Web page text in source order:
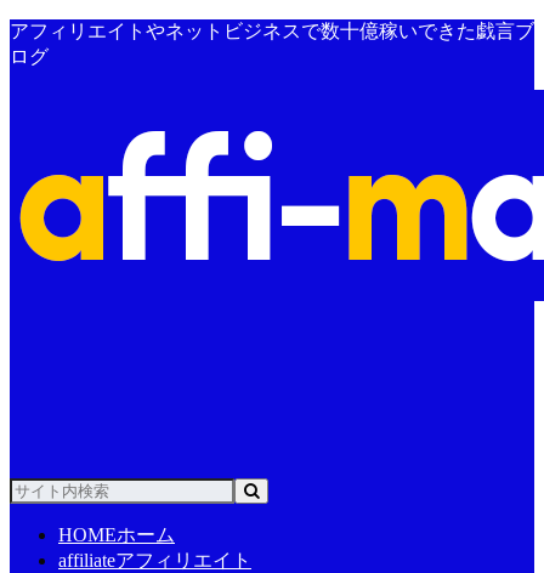
アフィリエイトやネットビジネスで数十億稼いできた戯言ブ
ログ
HOMEホーム
affiliateアフィリエイト